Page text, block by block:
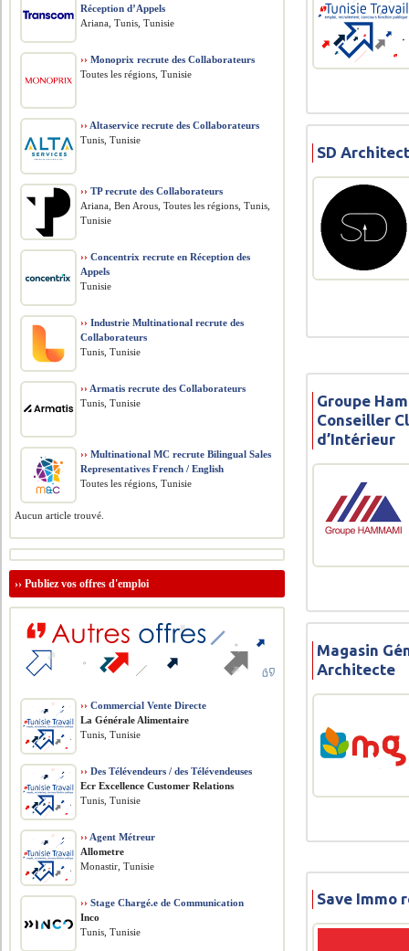
SD
Groupe
Conseiller
d’Intérieur
Magasin
Architecte
Save Immo
Réception d’Appels
Ariana, Tunis, Tunisie
›› Monoprix recrute des Collaborateurs
Toutes les régions, Tunisie
›› Altaservice recrute des Collaborateurs
Tunis, Tunisie
›› TP recrute des Collaborateurs
Ariana, Ben Arous, Toutes les régions, Tunis,
Tunisie
›› Concentrix recrute en Réception des
Appels
Tunisie
›› Industrie Multinational recrute des
Collaborateurs
Tunis, Tunisie
›› Armatis recrute des Collaborateurs
Tunis, Tunisie
›› Multinational MC recrute Bilingual Sales
Representatives French / English
Toutes les régions, Tunisie
Aucun article trouvé.
››Publiez vos offres d'emploi
›› Commercial Vente Directe
La Générale Alimentaire
Tunis, Tunisie
›› Des Télévendeurs / des Télévendeuses
Ecr Excellence Customer Relations
Tunis, Tunisie
›› Agent Métreur
Allometre
Monastir, Tunisie
›› Stage Chargé.e de Communication
Inco
Tunis, Tunisie